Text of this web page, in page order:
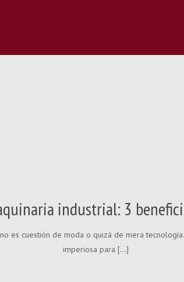
industrial: 3
es cuestión de moda o quizá de mera
imperiosa para […]